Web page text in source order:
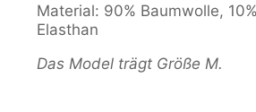
Material: 90% Baumwolle, 10%
Elasthan
Das Model trägt Größe M.